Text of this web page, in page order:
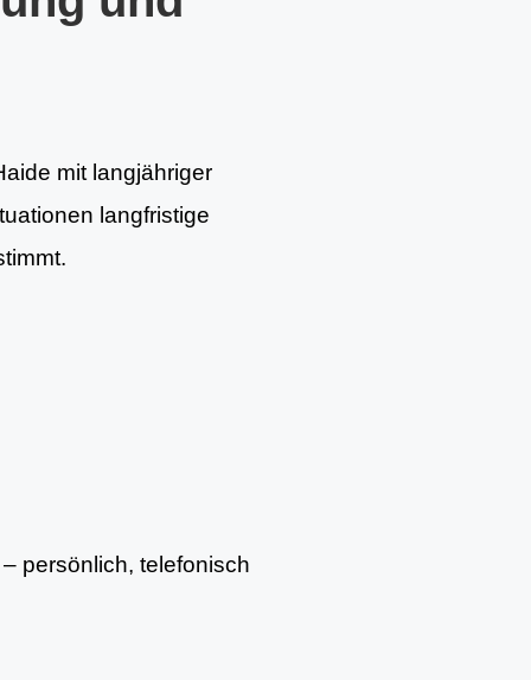
mit langjähriger
langfristige
persönlich, telefonisch